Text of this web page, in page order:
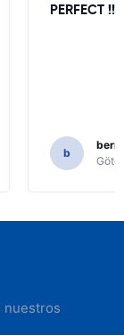
PERFECT
b
nuestros